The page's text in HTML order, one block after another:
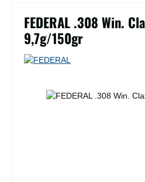
FEDERAL .308 Win.
9,7g/150gr
Bildergalerie überspringen